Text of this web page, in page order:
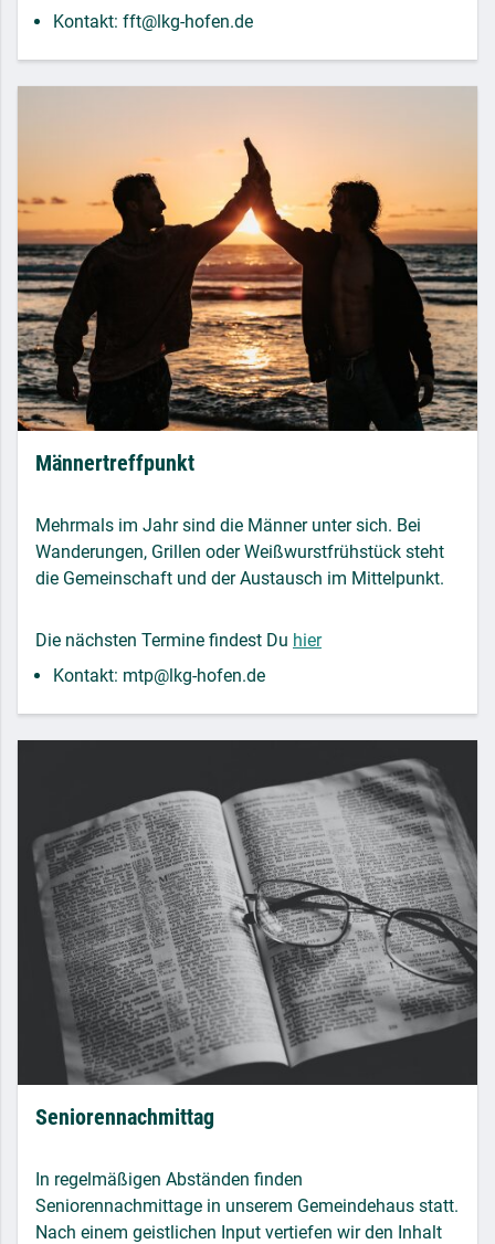
Kontakt: fft@lkg-hofen.de
Männertreffpunkt
Mehrmals im Jahr sind die Männer unter sich. Bei
Wanderungen, Grillen oder Weißwurstfrühstück steht
die Gemeinschaft und der Austausch im Mittelpunkt.
Die nächsten Termine findest Du hier
Kontakt: mtp@lkg-hofen.de
Seniorennachmittag
In regelmäßigen Abständen finden
Seniorennachmittage in unserem Gemeindehaus statt.
Nach einem geistlichen Input vertiefen wir den Inhalt